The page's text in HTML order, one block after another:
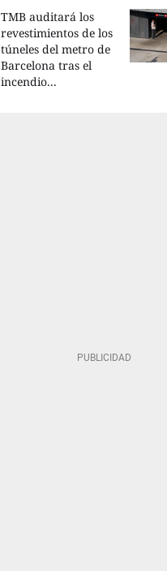
TMB auditará los
revestimientos de los
túneles del metro de
Barcelona tras el
incendio...